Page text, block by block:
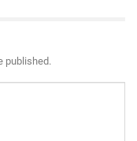
published.